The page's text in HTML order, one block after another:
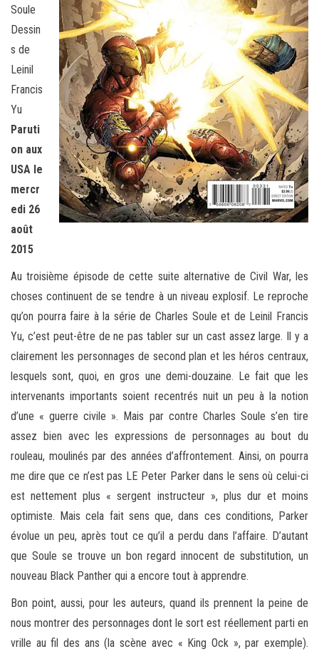
Soule
Dessin
s de
Leinil
Francis
Yu
Paruti
on aux
USA le
mercr
edi 26
août
2015
Au troisième épisode de cette suite alternative de Civil War, les
choses continuent de se tendre à un niveau explosif. Le reproche
qu’on pourra faire à la série de Charles Soule et de Leinil Francis
Yu, c’est peut-être de ne pas tabler sur un cast assez large. Il y a
clairement les personnages de second plan et les héros centraux,
lesquels sont, quoi, en gros une demi-douzaine. Le fait que les
intervenants importants soient recentrés nuit un peu à la notion
d’une « guerre civile ». Mais par contre Charles Soule s’en tire
assez bien avec les expressions de personnages au bout du
rouleau, moulinés par des années d’affrontement. Ainsi, on pourra
me dire que ce n’est pas LE Peter Parker dans le sens où celui-ci
est nettement plus « sergent instructeur », plus dur et moins
optimiste. Mais cela fait sens que, dans ces conditions, Parker
évolue un peu, après tout ce qu’il a perdu dans l’affaire. D’autant
que Soule se trouve un bon regard innocent de substitution, un
nouveau Black Panther qui a encore tout à apprendre.
Bon point, aussi, pour les auteurs, quand ils prennent la peine de
nous montrer des personnages dont le sort est réellement parti en
vrille au fil des ans (la scène avec « King Ock », par exemple).